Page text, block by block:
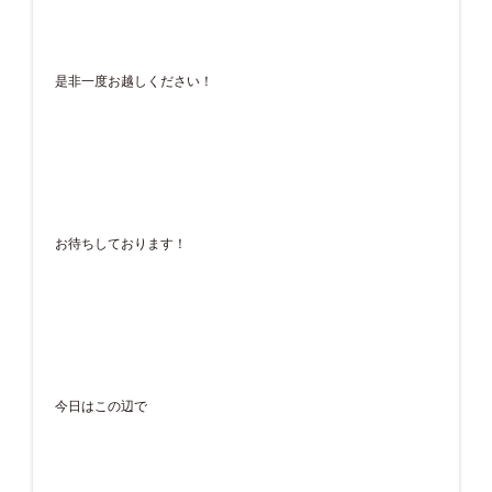
是非一度お越しください！
お待ちしております！
今日はこの辺で